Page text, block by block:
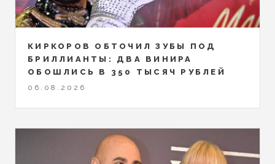
КИРКОРОВ ОБТОЧИЛ ЗУБЫ ПОД
БРИЛЛИАНТЫ: ДВА ВИНИРА
ОБОШЛИСЬ В 350 ТЫСЯЧ РУБЛЕЙ
06.08.2026